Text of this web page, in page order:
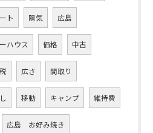
ト 陽気 広島
ハウス 価格 中古
広さ 間取り
移動 キャンプ 維持費
広島 お好み焼き